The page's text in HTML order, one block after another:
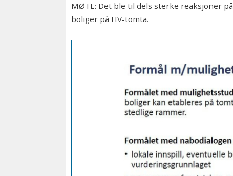
MØTE: Det ble til dels sterke reaksjoner
boliger på HV-tomta.